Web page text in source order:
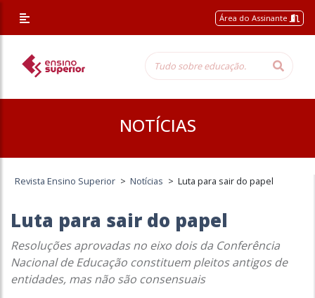
Área do Assinante
NOTÍCIAS
Revista Ensino Superior > Notícias > Luta para sair do papel
Luta para sair do papel
Resoluções aprovadas no eixo dois da Conferência
Nacional de Educação constituem pleitos antigos de
entidades, mas não são consensuais